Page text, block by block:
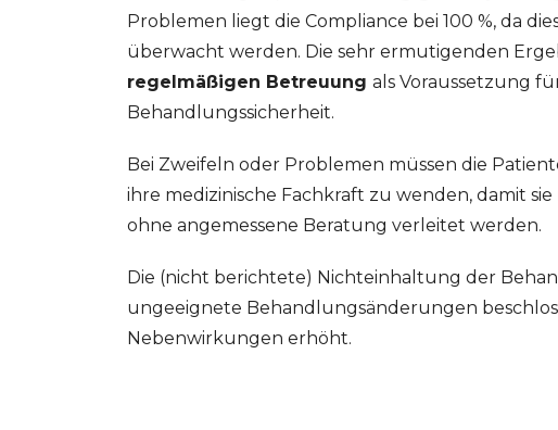
Problemen liegt die Compliance bei 100 %, da
überwacht werden. Die sehr ermutigenden
regelmäßigen Betreuung als Voraussetzung
Behandlungssicherheit.
Bei Zweifeln oder Problemen müssen die
ihre medizinische Fachkraft zu wenden, damit
ohne angemessene Beratung verleitet werden.
Die (nicht berichtete) Nichteinhaltung der
ungeeignete Behandlungsänderungen
Nebenwirkungen erhöht.